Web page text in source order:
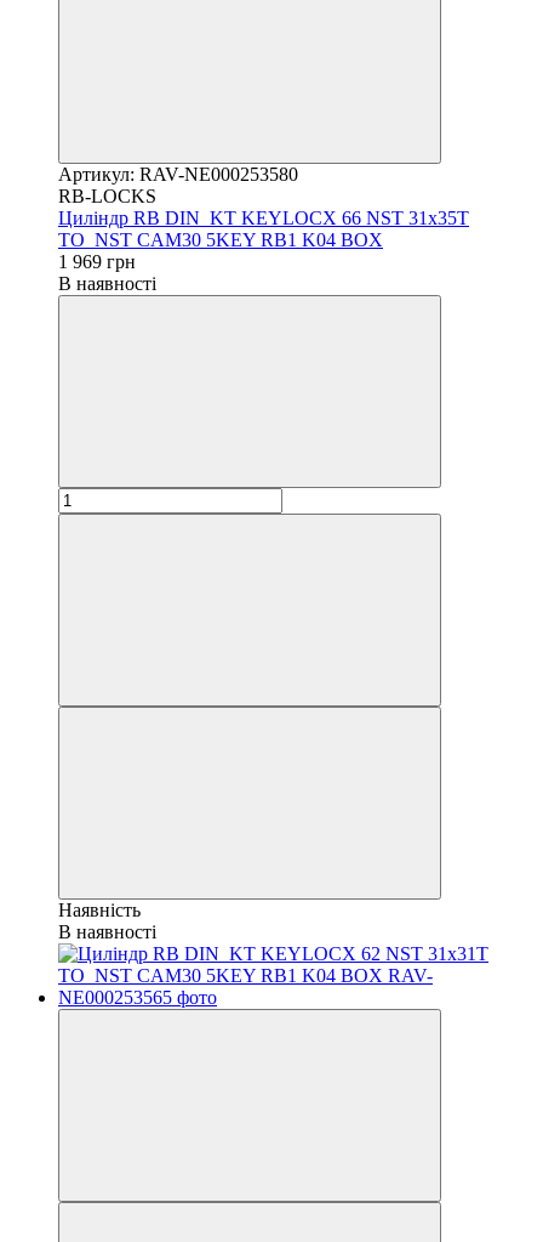
Артикул: RAV-NE000253580
RB-LOCKS
Циліндр RB DIN_KT KEYLOCX 66 NST 31x35T
TO_NST CAM30 5KEY RB1 K04 BOX
1 969 грн
В наявності
Наявність
В наявності